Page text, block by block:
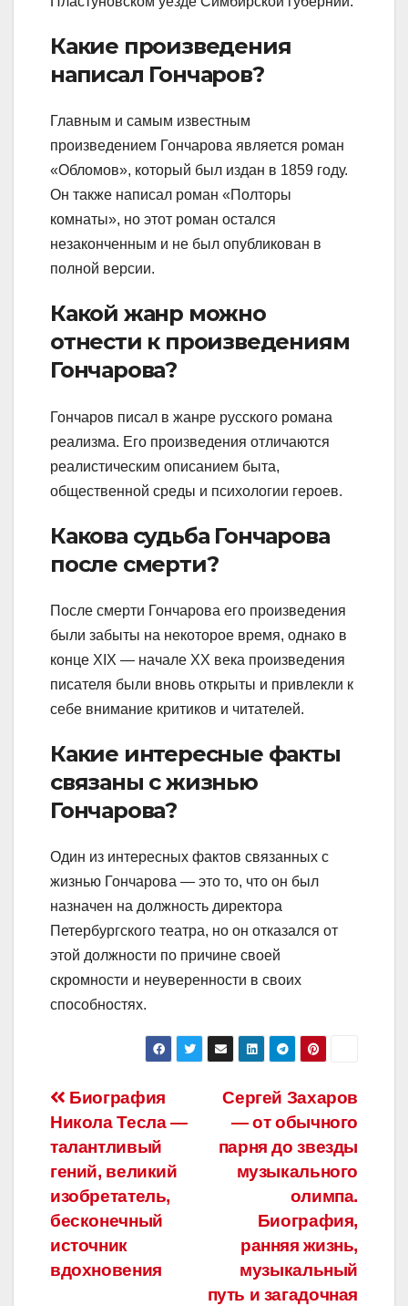
Какие произведения
написал Гончаров?
Главным и самым известным
произведением Гончарова является роман
«Обломов», который был издан в 1859 году.
Он также написал роман «Полторы
комнаты», но этот роман остался
незаконченным и не был опубликован в
полной версии.
Какой жанр можно
отнести к произведениям
Гончарова?
Гончаров писал в жанре русского романа
реализма. Его произведения отличаются
реалистическим описанием быта,
общественной среды и психологии героев.
Какова судьба Гончарова
после смерти?
После смерти Гончарова его произведения
были забыты на некоторое время, однако в
конце XIX — начале XX века произведения
писателя были вновь открыты и привлекли к
себе внимание критиков и читателей.
Какие интересные факты
связаны с жизнью
Гончарова?
Один из интересных фактов связанных с
жизнью Гончарова — это то, что он был
назначен на должность директора
Петербургского театра, но он отказался от
этой должности по причине своей
скромности и неуверенности в своих
способностях.
Навигация
по
записям
Сергей Захаров
— от обычного
парня до звезды
музыкального
олимпа.
Биография,
ранняя жизнь,
музыкальный
путь и загадочная
Биография
Никола Тесла —
талантливый
гений, великий
изобретатель,
бесконечный
источник
вдохновения